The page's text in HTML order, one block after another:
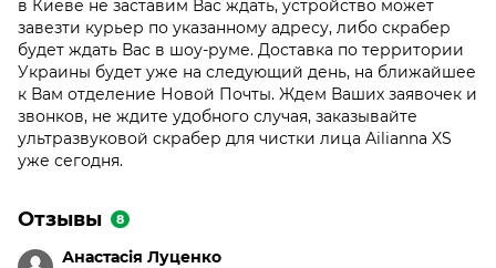
в Киеве не заставим Вас ждать, устройство может
завезти курьер по указанному адресу, либо скрабер
будет ждать Вас в шоу-руме. Доставка по территории
Украины будет уже на следующий день, на ближайшее
к Вам отделение Новой Почты. Ждем Ваших заявочек и
звонков, не ждите удобного случая, заказывайте
ультразвуковой скрабер для чистки лица Ailianna XS
уже сегодня.
Отзывы 8
Анастасія Луценко